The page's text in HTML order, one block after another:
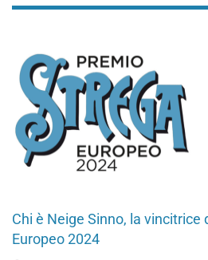
Chi è Neige Sinno, la vincitrice
Europeo 2024